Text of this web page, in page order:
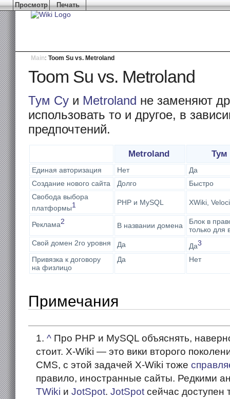
Просмотр Печать
Main: Toom Su vs. Metroland
Toom Su vs. Metroland
Тум Су и Metroland не заменяют
использовать то и другое, в
предпочтений.
Metroland Тум
Единая авторизация Нет
Да
Создание нового сайта
Долго
Быстро
Свобода выбора
платформы1 PHP и MySQL XWiki,
Реклама2 В названии домена
Блок в
только для
Свой домен 2го уровня
Да Да3
Привязка к договору
на физлицо
Да Нет
Примечания
^ Про PHP и MySQL объяснять,
стоит. X-Wiki — это вики второго
CMS, с этой задачей X-Wiki тоже
правило, иностранные сайты. Редкими
TWiki иJotSpot.JotSpot сейчас доступен